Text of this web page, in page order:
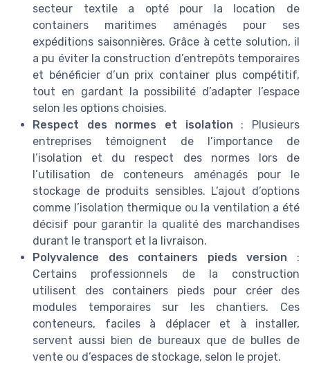
secteur textile a opté pour la location de
containers maritimes aménagés pour ses
expéditions saisonnières. Grâce à cette solution, il
a pu éviter la construction d’entrepôts temporaires
et bénéficier d’un prix container plus compétitif,
tout en gardant la possibilité d’adapter l’espace
selon les options choisies.
Respect des normes et isolation : Plusieurs
entreprises témoignent de l’importance de
l’isolation et du respect des normes lors de
l’utilisation de conteneurs aménagés pour le
stockage de produits sensibles. L’ajout d’options
comme l’isolation thermique ou la ventilation a été
décisif pour garantir la qualité des marchandises
durant le transport et la livraison.
Polyvalence des containers pieds version :
Certains professionnels de la construction
utilisent des containers pieds pour créer des
modules temporaires sur les chantiers. Ces
conteneurs, faciles à déplacer et à installer,
servent aussi bien de bureaux que de bulles de
vente ou d’espaces de stockage, selon le projet.